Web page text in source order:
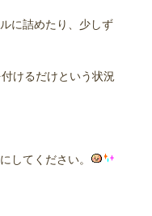
に詰めたり、少しず
けるだけという状況
してください。